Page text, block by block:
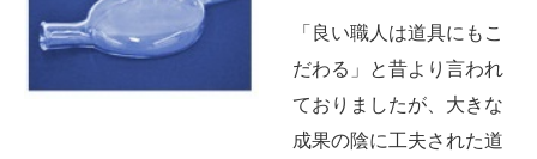
「良い職人は道具にもこ
だわる」と昔より言われ
ておりましたが、大きな
成果の陰に工夫された道